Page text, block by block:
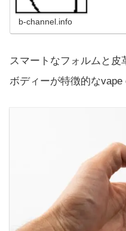
b-channel.info
スマートなフォルムと
ボディーが特徴的なvape